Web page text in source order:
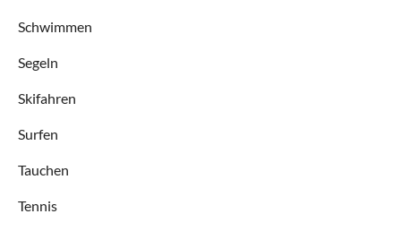
Schwimmen
Segeln
Skifahren
Surfen
Tauchen
Tennis